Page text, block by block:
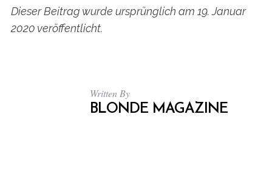
Dieser Beitrag wurde ursprünglich am 19. Januar
2020 veröffentlicht.
Written By
BLONDE MAGAZINE